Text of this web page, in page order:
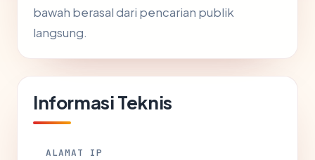
bawah berasal dari pencarian publik
langsung.
Informasi Teknis
ALAMAT IP